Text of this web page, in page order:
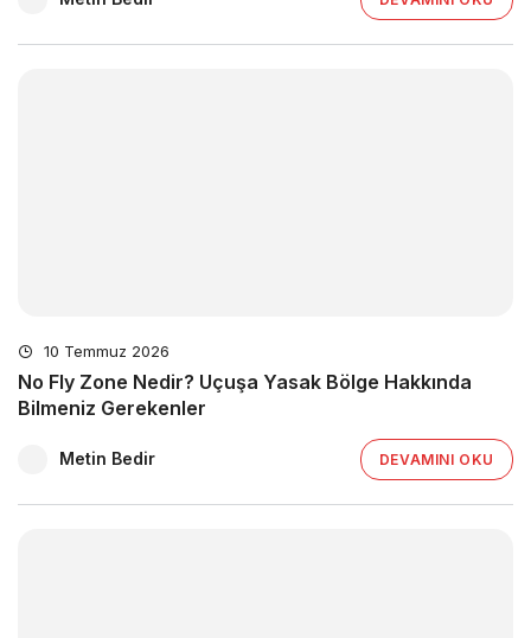
10 Temmuz 2026
No Fly Zone Nedir? Uçuşa Yasak Bölge Hakkında
Bilmeniz Gerekenler
Metin Bedir DEVAMINI OKU